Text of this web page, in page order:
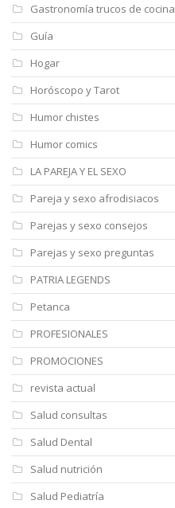
Gastronomía trucos de cocina
Guía
Hogar
Horóscopo y Tarot
Humor chistes
Humor comics
LA PAREJA Y EL SEXO
Pareja y sexo afrodisiacos
Parejas y sexo consejos
Parejas y sexo preguntas
PATRIA LEGENDS
Petanca
PROFESIONALES
PROMOCIONES
revista actual
Salud consultas
Salud Dental
Salud nutrición
Salud Pediatría